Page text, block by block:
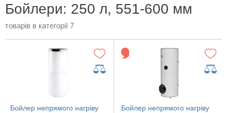
Бойлери: 250 л, 551-600 мм
товарів в категорії 7
Бойлер непрямого нагріву
Бойлер непрямого нагріву